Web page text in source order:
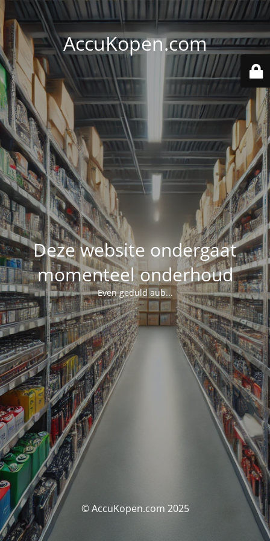
AccuKopen.com
Deze website ondergaat
momenteel onderhoud
Even geduld aub...
© AccuKopen.com 2025